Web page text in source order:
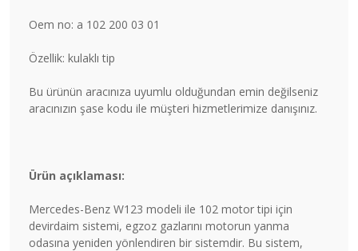
Oem no: a 102 200 03 01
Özellik: kulaklı tip
Bu ürünün aracınıza uyumlu olduğundan emin değilseniz
aracınızın şase kodu ile müşteri hizmetlerimize danışınız.
Ürün açıklaması:
Mercedes-Benz W123 modeli ile 102 motor tipi için
devirdaim sistemi, egzoz gazlarını motorun yanma
odasına yeniden yönlendiren bir sistemdir. Bu sistem,